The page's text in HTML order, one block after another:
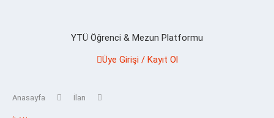
YTÜ Öğrenci & Mezun Platformu
Üye Girişi / Kayıt Ol
Anasayfa İlan